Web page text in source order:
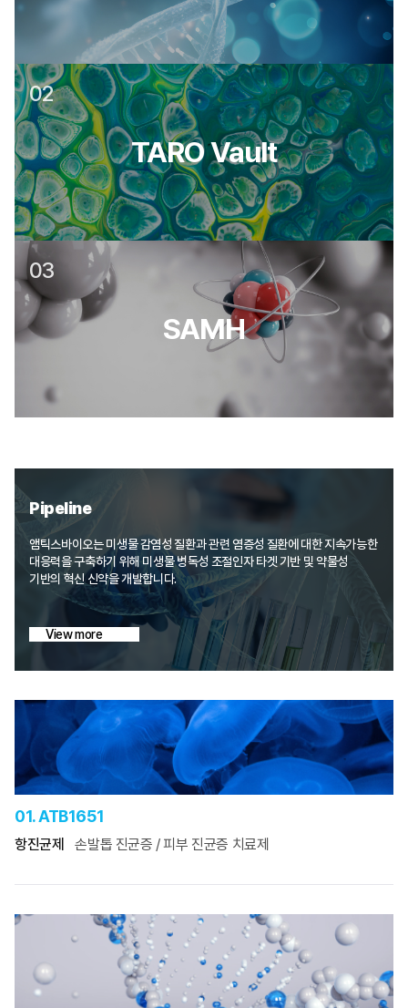
02
TARO Vault
03
SAMH
Pipeline
앰틱스바이오는 미생물 감염성 질환과 관련 염증성 질환에 대한 지속가능한
대응력을 구축하기 위해 미생물 병독성 조절인자 타겟 기반 및 약물성
기반의 혁신 신약을 개발합니다.
View more
01. ATB1651
항진균제 손발톱 진균증 / 피부 진균증 치료제